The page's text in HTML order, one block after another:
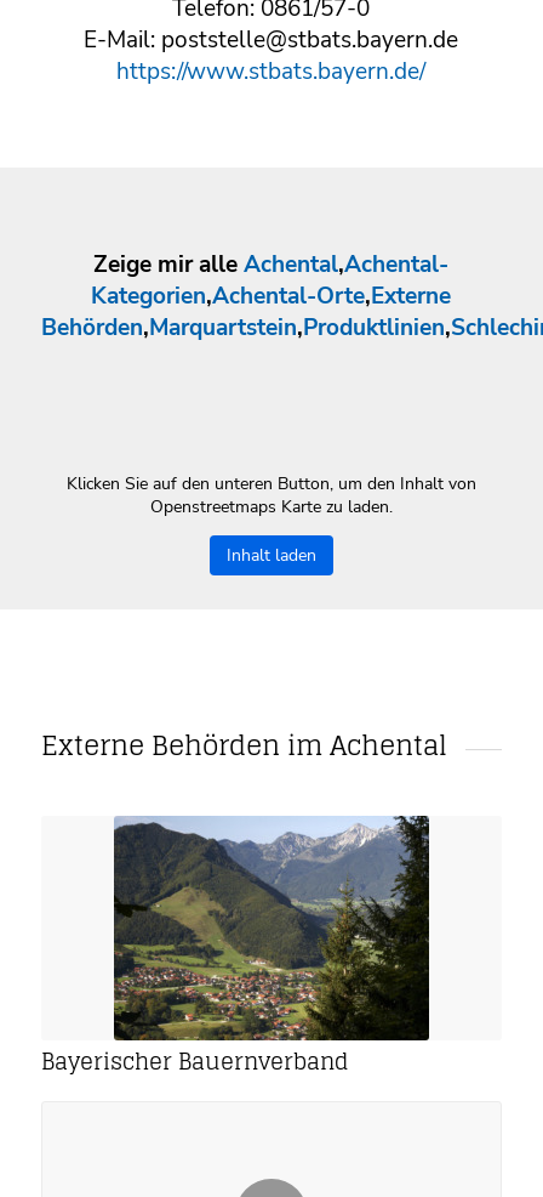
Telefon: 0861/57-0
E-Mail: poststelle@stbats.bayern.de
https://www.stbats.bayern.de/
Zeige mir alleAchental,Achental-
Kategorien,Achental-Orte,Externe
Behörden,Marquartstein,Produktlinien,
Klicken Sie auf den unteren Button, um den Inhalt von
Openstreetmaps Karte zu laden.
Inhalt laden
Externe Behörden im Achental
Bayerischer Bauernverband